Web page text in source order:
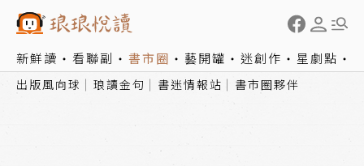
新鮮讀 看聯副 書市圈 藝開罐 迷創作 星劇點
出版風向球 琅讀金句 書迷情報站 書市圈夥伴